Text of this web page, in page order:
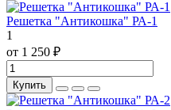
Решетка "Антикошка" РА-1
1
от 1 250 ₽
Купить